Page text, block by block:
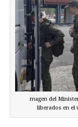
magen del
liberados en el